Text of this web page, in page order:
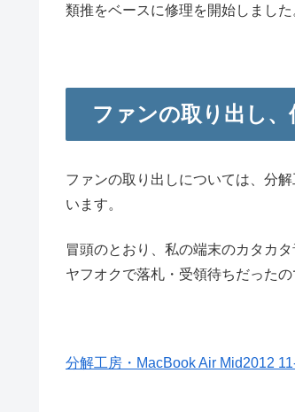
類推をベースに修理を開始しました
ファンの取り出し、
ファンの取り出しについては、分
います。
冒頭のとおり、私の端末のカタカ
ヤフオクで落札・受領待ちだった
分解工房・MacBook Air Mid2012